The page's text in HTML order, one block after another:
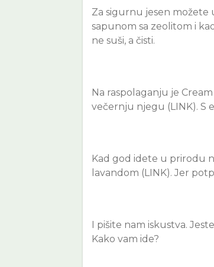
Za sigurnu jesen možete
sapunom sa zeolitom i
ne suši, a čisti.
Na raspolaganju je
večernju njegu (LINK). S
Kad god idete u prirodu
lavandom (LINK). Jer
I pišite nam iskustva.
Kako vam ide?